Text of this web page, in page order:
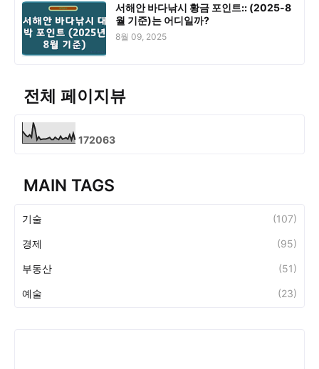
서해안 바다낚시 황금 포인트:: (2025-8
월 기준)는 어디일까?
8월 09, 2025
전체 페이지뷰
172063
MAIN TAGS
기술 (107)
경제 (95)
부동산 (51)
예술 (23)